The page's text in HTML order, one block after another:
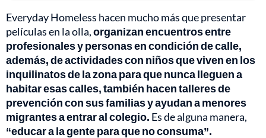
Everyday Homeless hacen mucho más que presentar
películas en la olla,organizan encuentros entre
profesionales y personas en condición de calle,
además, de actividades con niños que viven en los
inquilinatos de la zona para que nunca lleguen a
habitar esas calles, también hacen talleres de
prevención con sus familias y ayudan a menores
migrantes a entrar al colegio. Es de alguna manera,
“educar a la gente para que no consuma”.